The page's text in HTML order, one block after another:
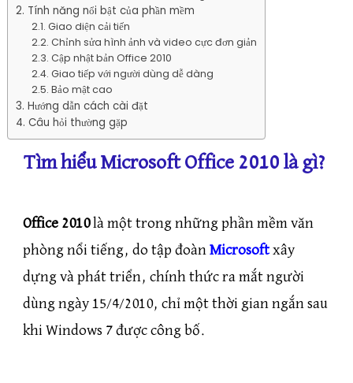
Tính năng nổi bật của phần mềm
Giao diện cải tiến
Chỉnh sửa hình ảnh và video cực đơn giản
Cập nhật bản Office 2010
Giao tiếp với người dùng dễ dàng
Bảo mật cao
Hướng dẫn cách cài đặt
Câu hỏi thường gặp
Tìm hiểu Microsoft Office 2010 là gì?
Office 2010là một trong những phần mềm văn
phòng nổi tiếng, do tập đoàn Microsoftxây
dựng và phát triển, chính thức ra mắt người
dùng ngày 15/4/2010, chỉ một thời gian ngắn sau
khi Windows 7 được công bố.